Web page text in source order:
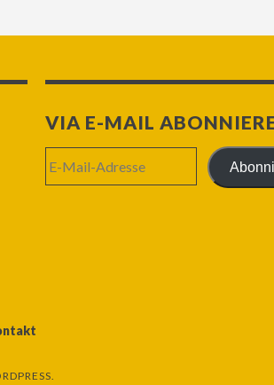
VIA E-MAIL
Mail-
Adresse